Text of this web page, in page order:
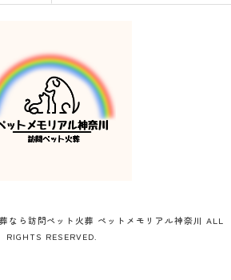
なら訪問ペット火葬 ペットメモリアル神奈川 ALL
RIGHTS RESERVED.